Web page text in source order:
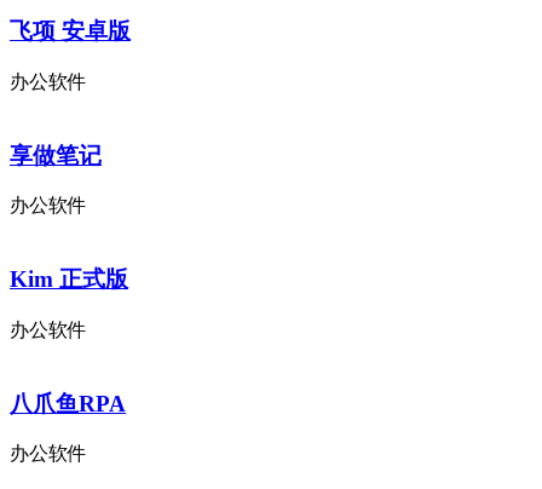
飞项 安卓版
办公软件
享做笔记
办公软件
Kim 正式版
办公软件
八爪鱼RPA
办公软件